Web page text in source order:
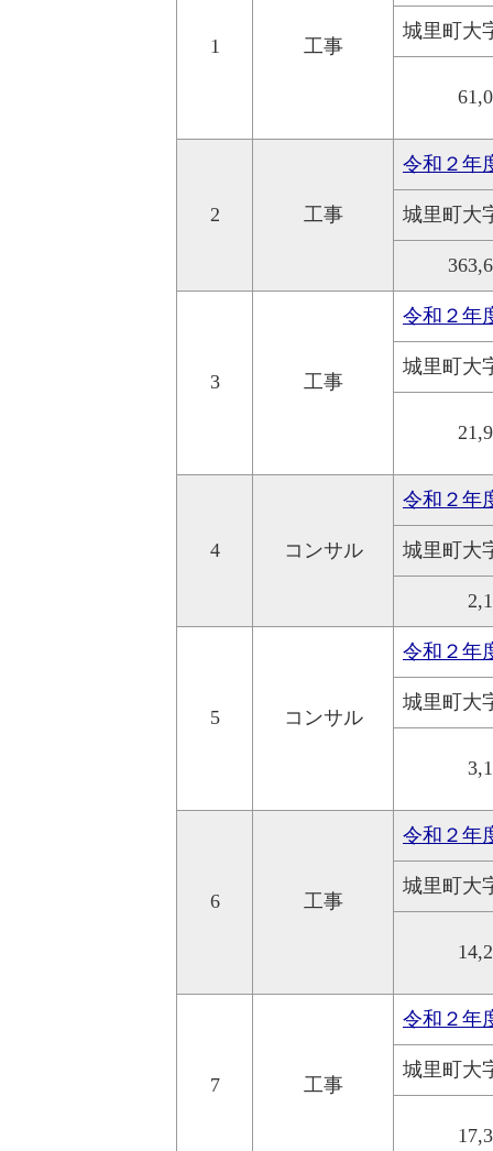
1 工事
城里町大
2 工事
令和２年
城里町大
3 工事
令和２年
城里町大
4 コンサル
令和２年
城里町
5 コンサル
令和２年
城里町
6 工事
令和２年
城里町
7 工事
令和２年
城里町大